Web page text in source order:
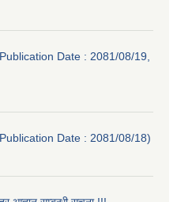
Date : 2081/08/19,
Date : 2081/08/18)